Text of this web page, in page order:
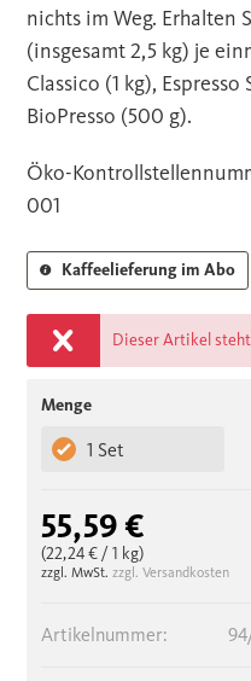
nichts im Weg. Erhalten
(insgesamt 2,5 kg) je
Classico (1 kg),
BioPresso (500 g).
Öko-
001
Kaffeelieferung im Abo
Dieser Artikel
Menge
1 Set
55,59 €
(22,24 €/ 1 kg)
zzgl. MwSt. zzgl. Versandkosten
Artikelnummer: